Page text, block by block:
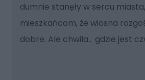
dumnie stanęły w sercu
mieszkańcom, że wiosna
dobre. Ale chwila… gdzie jest